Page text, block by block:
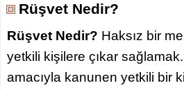
Rüşvet Nedir?
Rüşvet Nedir? Haksız bir
yetkili kişilere çıkar
amacıyla kanunen yetkili bir